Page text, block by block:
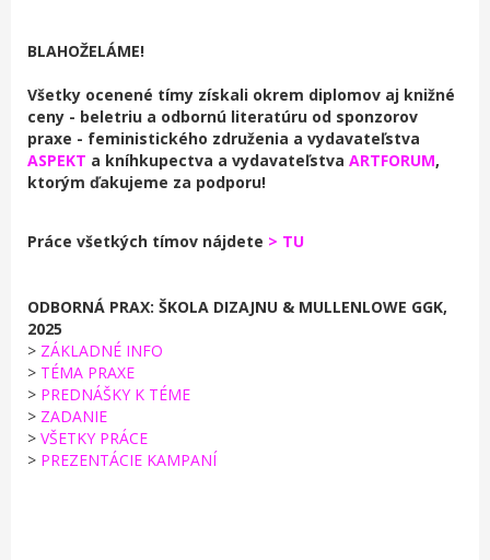
BLAHOŽELÁME!
Všetky ocenené tímy získali okrem diplomov aj knižné
ceny - beletriu a odbornú literatúru od sponzorov
praxe - feministického združenia a vydavateľstva
ASPEKT a kníhkupectva a vydavateľstva ARTFORUM,
ktorým ďakujeme za podporu!
Práce všetkých tímov nájdete > TU
ODBORNÁ PRAX: ŠKOLA DIZAJNU & MULLENLOWE GGK,
2025
> ZÁKLADNÉ INFO
> TÉMA PRAXE
> PREDNÁŠKY K TÉME
> ZADANIE
> VŠETKY PRÁCE
> PREZENTÁCIE KAMPANÍ